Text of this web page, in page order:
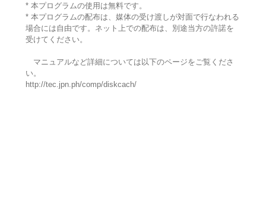
* 本プログラムの使用は無料です。
* 本プログラムの配布は、媒体の受け渡しが対面で行なわれる
場合には自由です。ネット上での配布は、別途当方の許諾を
受けてください。
マニュアルなど詳細については以下のページをご覧くださ
い。
http://tec.jpn.ph/comp/diskcach/